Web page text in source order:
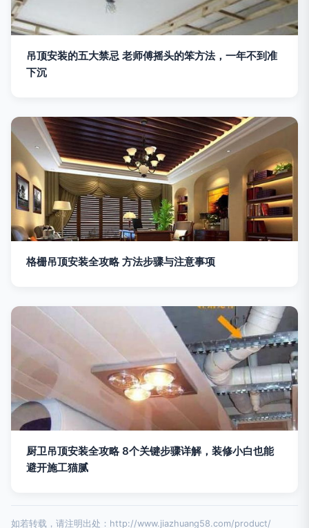
吊顶安装的五大禁忌 老师傅摇头的笨方法，一年不到准
下沉
格栅吊顶安装全攻略 方法步骤与注意事项
厨卫吊顶安装全攻略 8个关键步骤详解，装修小白也能
避开施工猫腻
如若转载，请注明出处：http://www.jiazhuang58.com/product/